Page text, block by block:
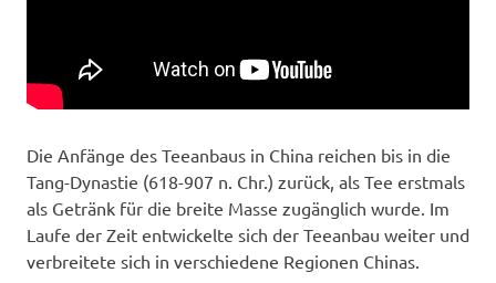
Die Anfänge des Teeanbaus in China reichen bis in die
Tang-Dynastie (618-907 n. Chr.) zurück, als Tee erstmals
als Getränk für die breite Masse zugänglich wurde. Im
Laufe der Zeit entwickelte sich der Teeanbau weiter und
verbreitete sich in verschiedene Regionen Chinas.